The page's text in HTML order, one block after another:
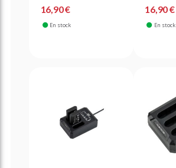
16,90 €
En stock
16,90 €
En stock